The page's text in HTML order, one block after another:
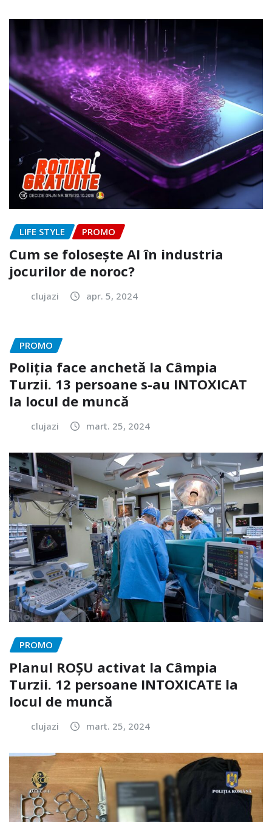
LIFE STYLE PROMO
Cum se folosește AI în industria
jocurilor de noroc?
clujazi apr. 5, 2024
PROMO
Poliția face anchetă la Câmpia
Turzii. 13 persoane s-au INTOXICAT
la locul de muncă
clujazi mart. 25, 2024
PROMO
Planul ROȘU activat la Câmpia
Turzii. 12 persoane INTOXICATE la
locul de muncă
clujazi mart. 25, 2024